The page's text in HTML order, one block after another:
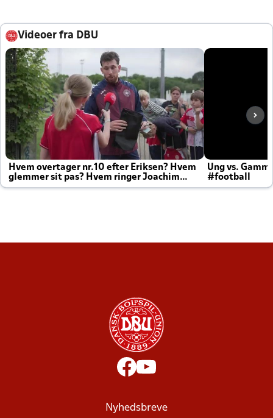
Videoer fra DBU
Hvem overtager nr.10 efter Eriksen? Hvem
glemmer sit pas? Hvem ringer Joachim
altid til efter kampe?
Ung vs.
#football
Nyhedsbreve